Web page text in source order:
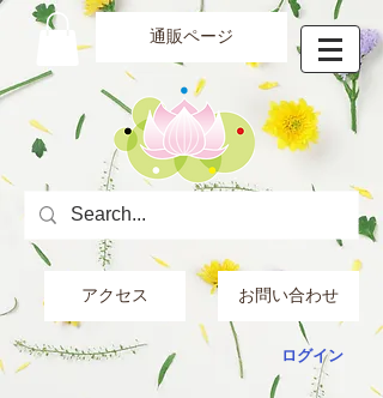
通販ページ
アクセス お問い合わせ
ログイン